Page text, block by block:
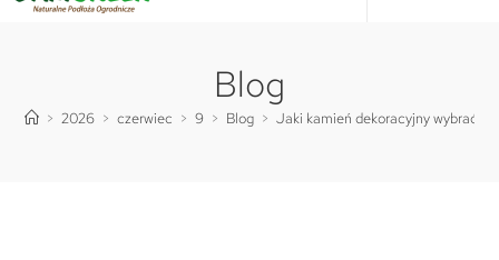
Blog
> 2026 > czerwiec > 9 > Blog > Jaki kamień dekoracyjny wybrać na